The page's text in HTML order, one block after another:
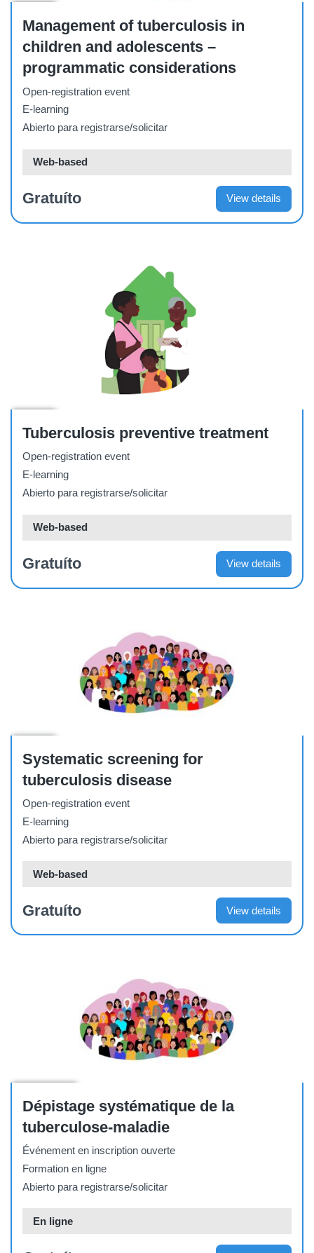
Management of tuberculosis in
children and adolescents –
programmatic considerations
Open-registration event
E-learning
Abierto para registrarse/solicitar
Web-based
Gratuíto View details
Tuberculosis preventive treatment
Open-registration event
E-learning
Abierto para registrarse/solicitar
Web-based
Gratuíto View details
Systematic screening for
tuberculosis disease
Open-registration event
E-learning
Abierto para registrarse/solicitar
Web-based
Gratuíto View details
Dépistage systématique de la
tuberculose-maladie
Événement en inscription ouverte
Formation en ligne
Abierto para registrarse/solicitar
En ligne